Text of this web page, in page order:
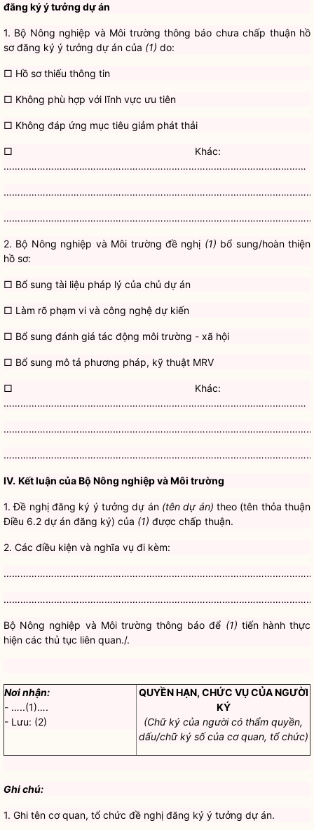
đăng ký ý tưởng dự án
1. Bộ Nông nghiệp và Môi trường thông báo chưa chấp thuận hồ
sơ đăng ký ý tưởng dự án của (1) do:
□ Hồ sơ thiếu thông tin
□ Không phù hợp với lĩnh vực ưu tiên
□ Không đáp ứng mục tiêu giảm phát thải
□ Khác:
………………………………………………………………………………………………
2. Bộ Nông nghiệp và Môi trường đề nghị (1) bổ sung/hoàn thiện
hồ sơ:
□ Bổ sung tài liệu pháp lý của chủ dự án
□ Làm rõ phạm vi và công nghệ dự kiến
□ Bổ sung đánh giá tác động môi trường - xã hội
□ Bổ sung mô tả phương pháp, kỹ thuật MRV
□ Khác:
………………………………………………………………………………………………
IV. Kết luận của Bộ Nông nghiệp và Môi trường
1. Đề nghị đăng ký ý tưởng dự án (tên dự án) theo (tên thỏa thuận
Điều 6.2 dự án đăng ký) của (1) được chấp thuận.
2. Các điều kiện và nghĩa vụ đi kèm:
Bộ Nông nghiệp và Môi trường thông báo để (1) tiến hành thực
hiện các thủ tục liên quan./.
Nơi nhận:
- …..(1)….
- Lưu: (2)
QUYỀN HẠN, CHỨC VỤ CỦA NGƯỜI
KÝ
(Chữ ký của người có thẩm quyền,
dấu/chữ ký số của cơ quan, tổ chức)
Ghi chú:
1. Ghi tên cơ quan, tổ chức đề nghị đăng ký ý tưởng dự án.